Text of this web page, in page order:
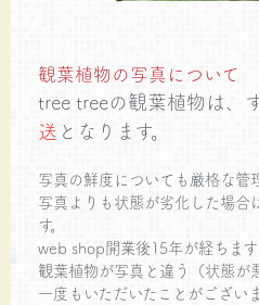
観葉植物の写真について
tree treeの観葉植物は、
送 となります。
写真の鮮度についても厳格な管
写真よりも状態が劣化した場合
す。
web shop開業後15年が経ちま
観葉植物が写真と違う（状態が
一度もいただいたことがございま